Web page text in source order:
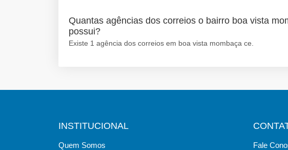
Quantas agências dos correios o bairro boa vista
possui?
Existe 1 agência dos correios em boa vista mombaça ce.
INSTITUCIONAL
Quem Somos Fale